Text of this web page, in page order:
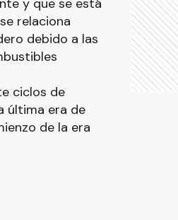
y que se está
relaciona
debido a las
ciclos de
última era de
de la era